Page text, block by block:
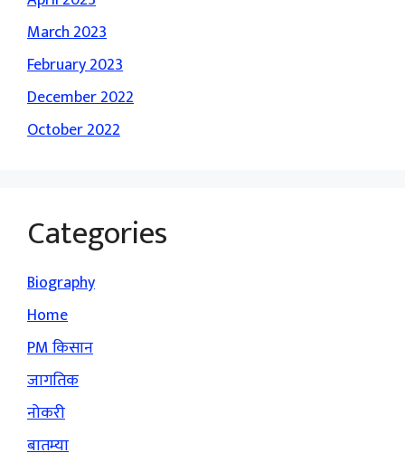
March 2023
February 2023
December 2022
October 2022
Categories
Biography
Home
PM किसान
जागतिक
नोकरी
बातम्या